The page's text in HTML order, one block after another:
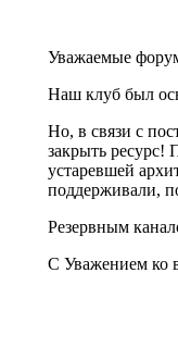
Уважаемые
Наш клуб был
Но, в связи с
закрыть ресурс!
устаревшей
поддерживали,
Резервным
С Уважением ко